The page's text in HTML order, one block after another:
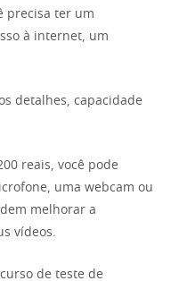
precisa ter um
à internet, um
detalhes, capacidade
reais, você pode
uma webcam ou
melhorar a
vídeos.
de teste de